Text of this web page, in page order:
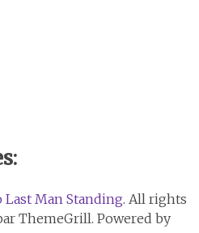
Last Man Standing. All rights
ThemeGrill. Powered by